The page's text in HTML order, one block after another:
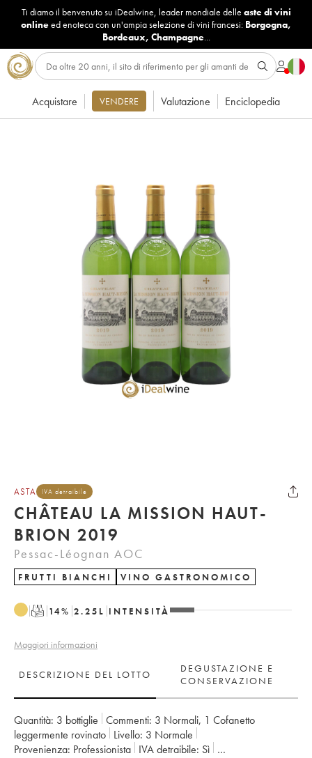
Ti diamo il benvenuto su iDealwine, leader mondiale delle aste di vini
onlineed enoteca con un'ampia selezione di vini francesi: Borgogna,
Bordeaux, Champagne...
Acquistare VENDERE Valutazione Enciclopedia
ASTA IVA detraibile
CHÂTEAU LA MISSION HAUT-
BRION 2019
Pessac-Léognan AOC
FRUTTI BIANCHI VINO GASTRONOMICO
T 14% 2.25 L INTENSITÀ
Maggiori informazioni
DESCRIZIONE DEL LOTTO
DEGUSTAZIONE E
CONSERVAZIONE
Quantità: 3 bottiglie Commenti: 3 Normali, 1 Cofanetto
leggermente rovinato Livello: 3 Normale
Provenienza:
professionista IVA detraibile:
sì